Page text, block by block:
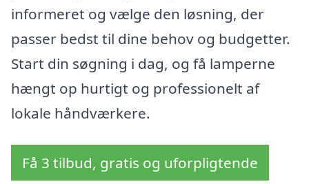
informeret og vælge den løsning, der
passer bedst til dine behov og budgetter.
Start din søgning i dag, og få lamperne
hængt op hurtigt og professionelt af
lokale håndværkere.
Få 3 tilbud, gratis og uforpligtende